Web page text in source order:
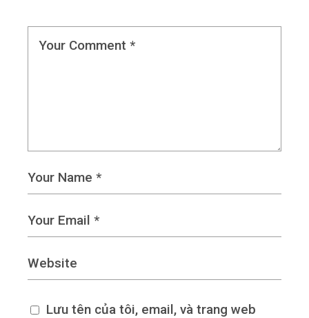
Lưu tên của tôi, email, và trang web